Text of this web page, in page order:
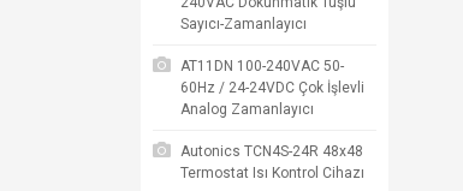
Sayıcı-Zamanlayıcı
AT11DN 100-240VAC 50-
60Hz / 24-24VDC Çok İşlevli
Analog Zamanlayıcı
Autonics TCN4S-24R 48x48
Termostat Isı Kontrol Cihazı